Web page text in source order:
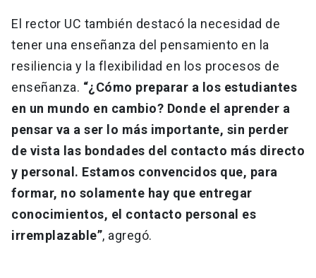
El rector UC también destacó la necesidad de
tener una enseñanza del pensamiento en la
resiliencia y la flexibilidad en los procesos de
enseñanza. “¿Cómo preparar a los estudiantes
en un mundo en cambio? Donde el aprender a
pensar va a ser lo más importante, sin perder
de vista las bondades del contacto más directo
y personal. Estamos convencidos que, para
formar, no solamente hay que entregar
conocimientos, el contacto personal es
irremplazable”, agregó.